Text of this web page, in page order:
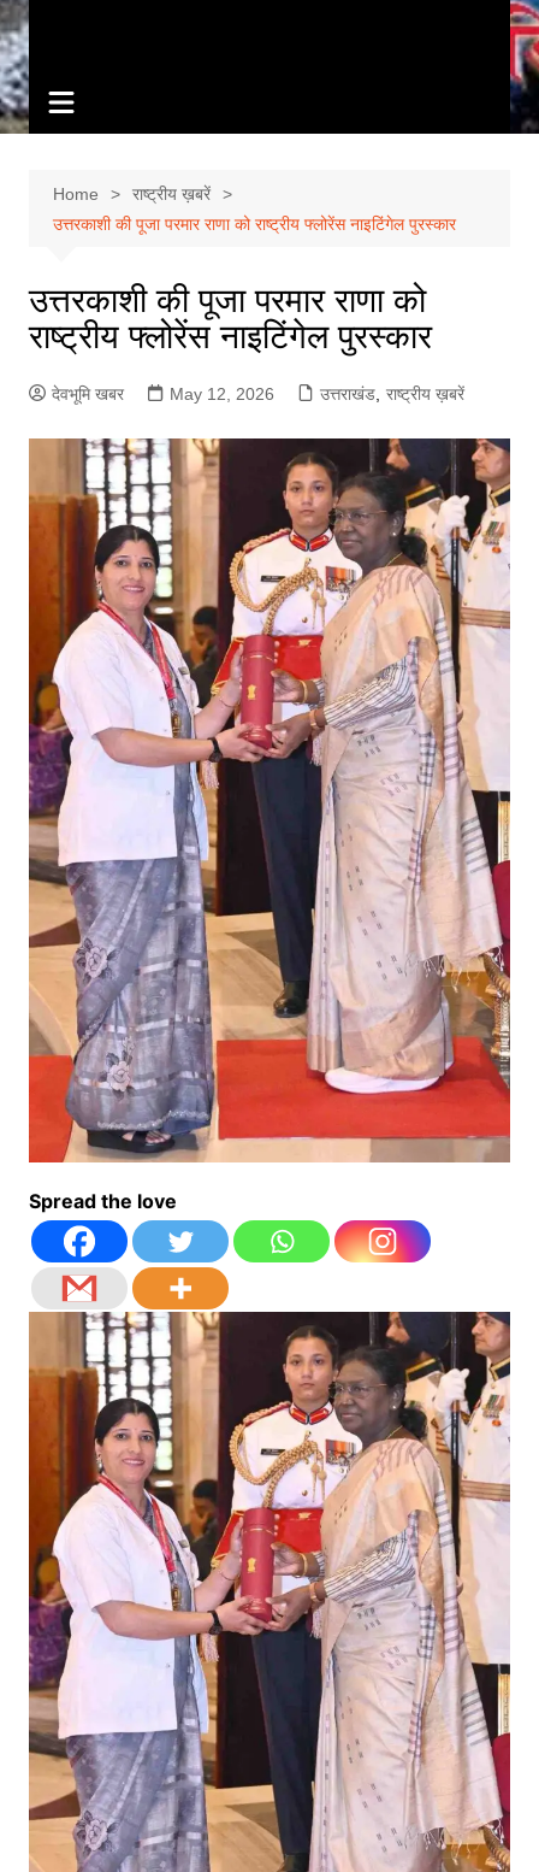
Home
राष्ट्रीय ख़बरें
उत्तरकाशी की पूजा परमार राणा को राष्ट्रीय फ्लोरेंस नाइटिंगेल पुरस्कार
उत्तरकाशी की पूजा परमार राणा को
राष्ट्रीय फ्लोरेंस नाइटिंगेल पुरस्कार
देवभूमि खबर May 12, 2026 उत्तराखंड, राष्ट्रीय ख़बरें
Spread the love